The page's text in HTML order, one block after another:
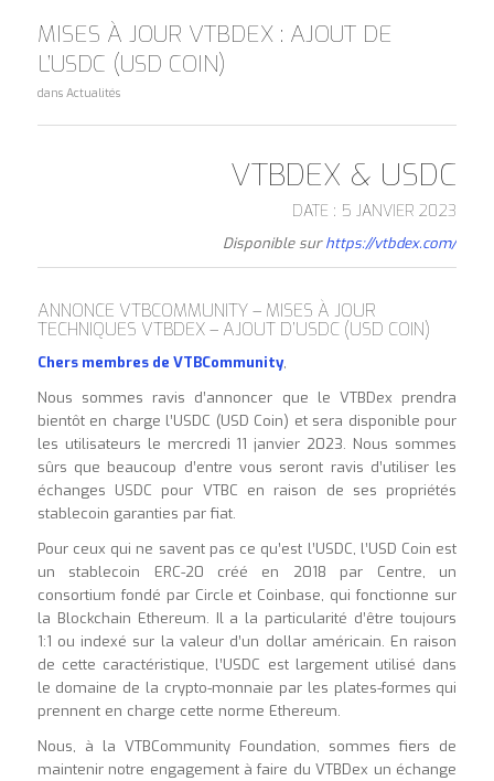
MISES À JOUR VTBDEX : AJOUT DE
L’USDC (USD COIN)
dans Actualités
VTBDEX & USDC
DATE : 5 JANVIER 2023
Disponible surhttps://vtbdex.com/
ANNONCE VTBCOMMUNITY – MISES À JOUR
TECHNIQUES VTBDEX – AJOUT D’USDC (USD COIN)
Chers membres de VTBCommunity,
Nous sommes ravis d’annoncer que le VTBDex prendra
bientôt en charge l’USDC (USD Coin) et sera disponible pour
les utilisateurs le mercredi 11 janvier 2023. Nous sommes
sûrs que beaucoup d’entre vous seront ravis d’utiliser les
échanges USDC pour VTBC en raison de ses propriétés
stablecoin garanties par fiat.
Pour ceux qui ne savent pas ce qu’est l’USDC, l’USD Coin est
un stablecoin ERC-20 créé en 2018 par Centre, un
consortium fondé par Circle et Coinbase, qui fonctionne sur
la Blockchain Ethereum. Il a la particularité d’être toujours
1:1 ou indexé sur la valeur d’un dollar américain. En raison
de cette caractéristique, l’USDC est largement utilisé dans
le domaine de la crypto-monnaie par les plates-formes qui
prennent en charge cette norme Ethereum.
Nous, à la VTBCommunity Foundation, sommes fiers de
maintenir notre engagement à faire du VTBDex un échange